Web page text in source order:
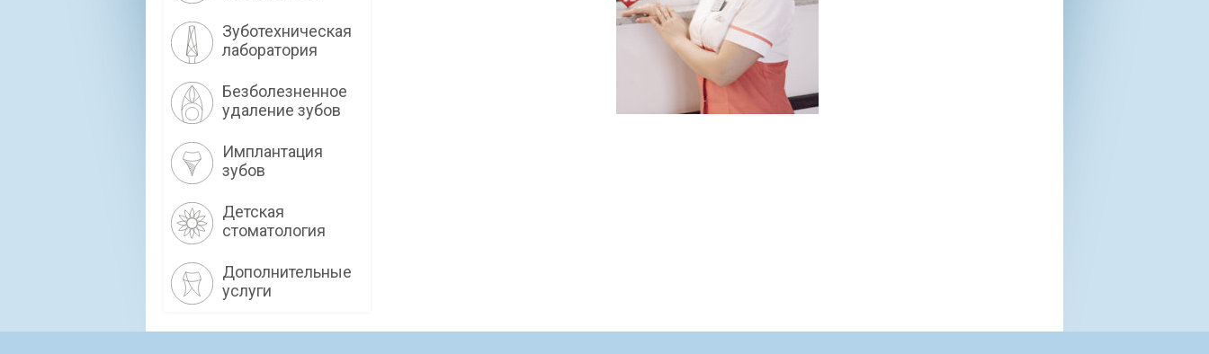
Зуботехническая
лаборатория
Безболезненное
удаление зубов
Имплантация
зубов
Детская
стоматология
Дополнительные
услуги